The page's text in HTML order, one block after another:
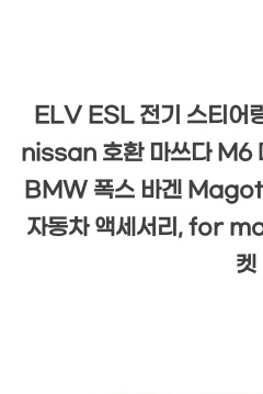
ELV ESL 전기 스티어
nissan 호환 마쓰다 M6
BMW 폭스 바겐
자동차 액세서리, for
켓